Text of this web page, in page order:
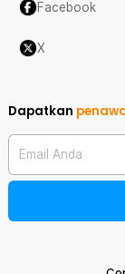
Facebook
X
Dapatkan
Email Anda